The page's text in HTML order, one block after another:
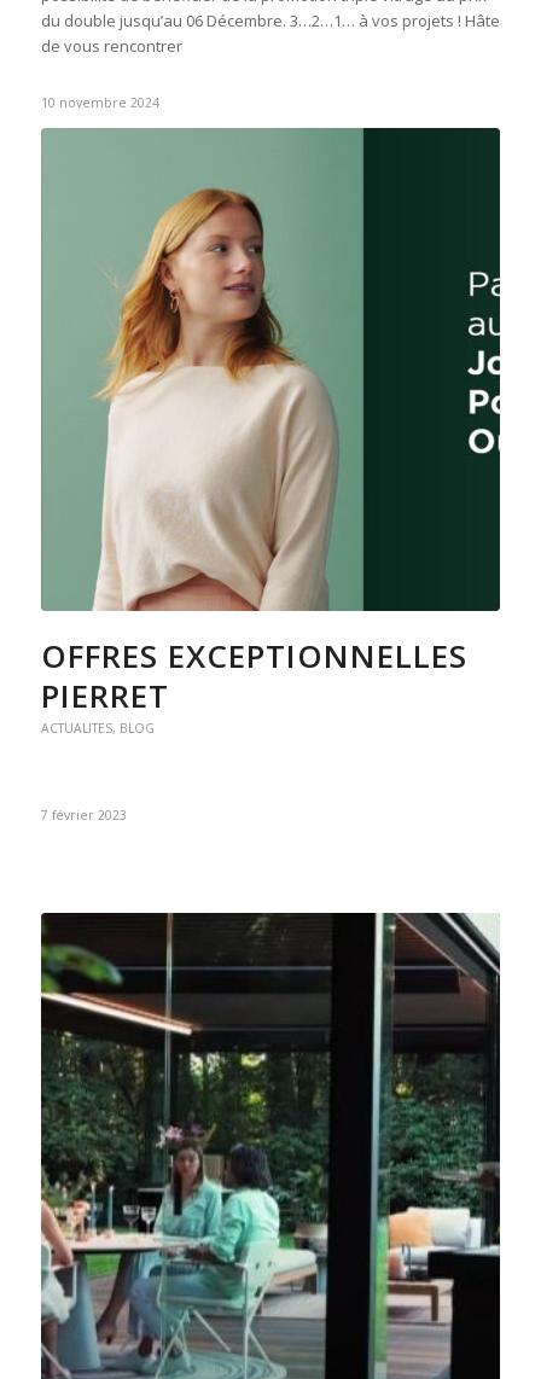
du double jusqu’au 06 Décembre. 3…2…1… à vos projets ! Hâte
de vous rencontrer
10 novembre 2024
OFFRES EXCEPTIONNELLES
PIERRET
ACTUALITES, BLOG
7 février 2023